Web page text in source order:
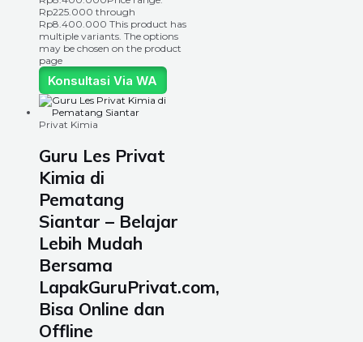
Rp225.000 through
Rp8.400.000 This product has
multiple variants. The options
may be chosen on the product
page
Konsultasi Via WA
Privat Kimia
Guru Les Privat
Kimia di
Pematang
Siantar – Belajar
Lebih Mudah
Bersama
LapakGuruPrivat.com,
Bisa Online dan
Offline